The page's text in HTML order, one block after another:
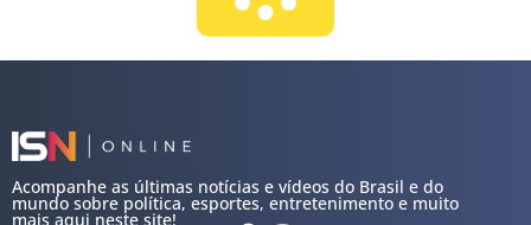
Acompanhe as últimas notícias e vídeos do Brasil e do
mundo sobre política, esportes, entretenimento e muito
mais aqui neste site!